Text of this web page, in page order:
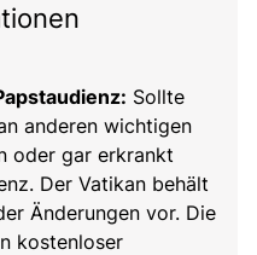
Sollte
anderen wichtigen
oder gar erkrankt
Der Vatikan behält
Änderungen vor. Die
kostenloser